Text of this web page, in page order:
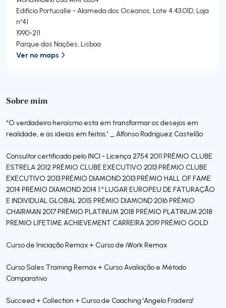
Sobre mim
“O verdadeiro heroísmo esta em transformar os desejos em
realidade, e as ideias em feitos.' _ Alfonso Rodriguez Castelão
Consultor certificado pelo INCI - Licença 2754 2011 PRÉMIO CLUBE
ESTRELA 2012 PRÈMIO CLUBE EXECUTIVO 2013 PRÈMIO CLUBE
EXECUTIVO 2013 PRÉMIO DIAMOND 2013 PRÉMIO HALL OF FAME
2014 PRÉMIO DIAMOND 2014 1.º LUGAR EUROPEU DE FATURAÇÃO
E INDIVIDUAL GLOBAL 2015 PRÉMIO DIAMOND 2016 PRÉMIO
CHAIRMAN 2017 PRÉMIO PLATINUM 2018 PRÉMIO PLATINUM 2018
PREMIO LIFETIME ACHIEVEMENT CARREIRA 2019 PRÉMIO GOLD
Curso de Iniciação Remax + Curso de iWork Remax
Curso Sales Training Remax + Curso Avaliação e Método
Comparativo
Succeed + Collection + Curso de Coaching 'Angelo Fradera'
Edifício Portucalle - Alameda dos Oceanos, Lote 4.43.01D, Loja
nº41
1990-211
Parque das Nações, Lisboa
Ver no maps